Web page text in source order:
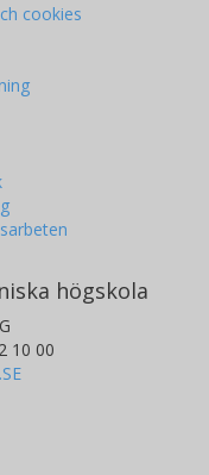
cookies
högskola
10 00